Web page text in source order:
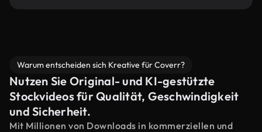
Warum entscheiden sich Kreative für Coverr?
Nutzen Sie Original- und KI-gestützte
Stockvideos für Qualität, Geschwindigkeit
und Sicherheit.
Mit Millionen von Downloads in kommerziellen und